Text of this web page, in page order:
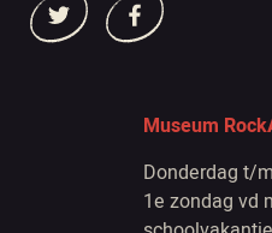
Museum
Donderdag t/
1e zondag vd